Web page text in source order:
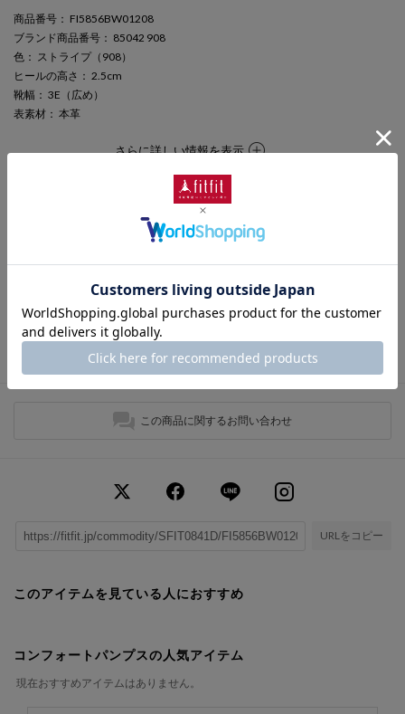
商品番号 ： FI5856BW01208
ブランド商品番号 ： 85042 908
色 ： ストライプ（908）
ヒールの高さ ： 2.5cm
靴幅 ： 3E（広め）
表素材 ： 本革
さらに詳しい情報を表示
この商品は期間限定セール対象商品です。
2026年8月10日 (Mon) 23:59
この商品に関するお問い合わせ
URLをコピー
このアイテムを見ている人におすすめ
コンフォートパンプスの人気アイテム
現在おすすめアイテムはありません。